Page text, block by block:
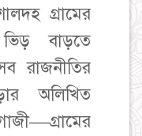
গ্রামের
বাড়তে
রাজনীতির
অলিখিত